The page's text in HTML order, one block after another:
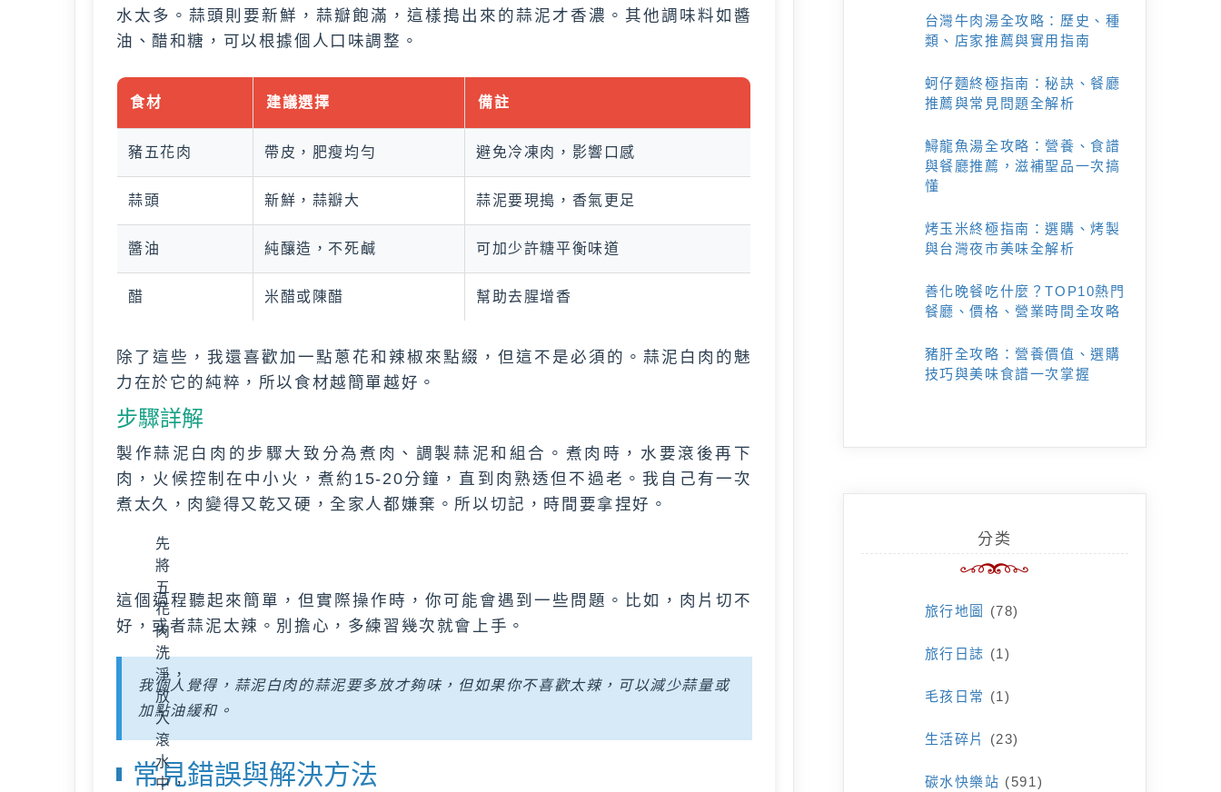
水太多。蒜頭則要新鮮，蒜瓣飽滿，這樣搗出來的蒜泥才香濃。其他調味料如醬
油、醋和糖，可以根據個人口味調整。
食材 建議選擇 備註
豬五花肉 帶皮，肥瘦均勻 避免冷凍肉，影響口感
蒜頭 新鮮，蒜瓣大 蒜泥要現搗，香氣更足
醬油 純釀造，不死鹹 可加少許糖平衡味道
醋 米醋或陳醋 幫助去腥增香
除了這些，我還喜歡加一點蔥花和辣椒來點綴，但這不是必須的。蒜泥白肉的魅
力在於它的純粹，所以食材越簡單越好。
步驟詳解
製作蒜泥白肉的步驟大致分為煮肉、調製蒜泥和組合。煮肉時，水要滾後再下
肉，火候控制在中小火，煮約15-20分鐘，直到肉熟透但不過老。我自己有一次
煮太久，肉變得又乾又硬，全家人都嫌棄。所以切記，時間要拿捏好。
先
將
五
花
肉
洗
淨，
放
入
滾
水
中，
這個過程聽起來簡單，但實際操作時，你可能會遇到一些問題。比如，肉片切不
好，或者蒜泥太辣。別擔心，多練習幾次就會上手。
我個人覺得，蒜泥白肉的蒜泥要多放才夠味，但如果你不喜歡太辣，可以減少蒜量或
加點油緩和。
常見錯誤與解決方法
台灣牛肉湯全攻略：歷史、種
類、店家推薦與實用指南
蚵仔麵終極指南：秘訣、餐廳
推薦與常見問題全解析
鱘龍魚湯全攻略：營養、食譜
與餐廳推薦，滋補聖品一次搞
懂
烤玉米終極指南：選購、烤製
與台灣夜市美味全解析
善化晚餐吃什麼？TOP10熱門
餐廳、價格、營業時間全攻略
豬肝全攻略：營養價值、選購
技巧與美味食譜一次掌握
分类
旅行地圖 (78)
旅行日誌 (1)
毛孩日常 (1)
生活碎片 (23)
碳水快樂站 (591)